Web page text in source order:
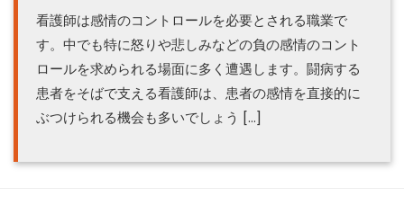
看護師は感情のコントロールを必要とされる職業で
す。中でも特に怒りや悲しみなどの負の感情のコント
ロールを求められる場面に多く遭遇します。闘病する
患者をそばで支える看護師は、患者の感情を直接的に
ぶつけられる機会も多いでしょう […]